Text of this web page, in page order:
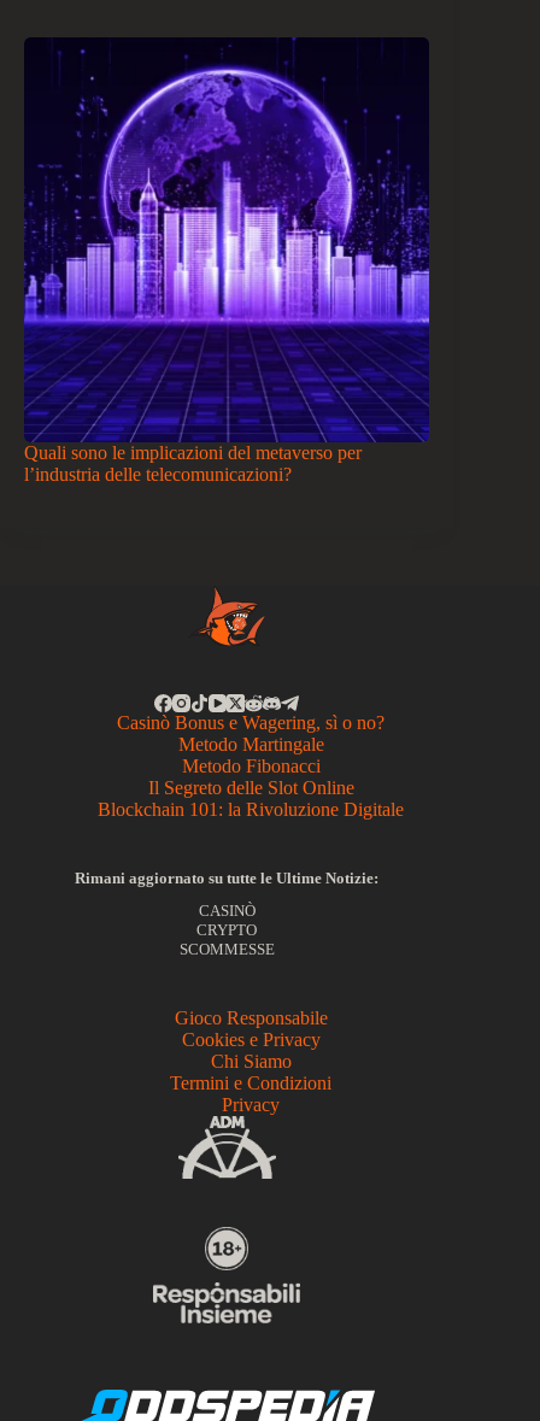
Quali sono le implicazioni del metaverso per
l’industria delle telecomunicazioni?
Casinò Bonus e Wagering, sì o no?
Metodo Martingale
Metodo Fibonacci
Il Segreto delle Slot Online
Blockchain 101: la Rivoluzione Digitale
Rimani aggiornato su tutte le Ultime Notizie:
CASINÒ
CRYPTO
SCOMMESSE
Gioco Responsabile
Cookies e Privacy
Chi Siamo
Termini e Condizioni
Privacy